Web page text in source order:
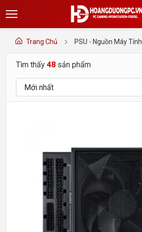
Trang Chủ PSU - Nguồn Máy Tính
Tìm thấy 48 sản phẩm